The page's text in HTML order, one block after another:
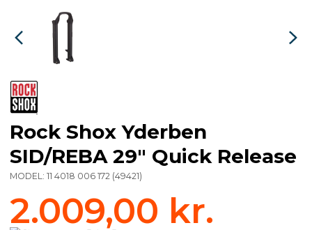
Rock Shox Yderben
SID/REBA 29" Quick Release
MODEL: 11 4018 006 172 (49421)
2.009,00 kr.